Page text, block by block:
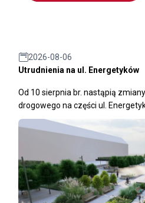
2026-08-06
Utrudnienia na ul. Energetyków
Od 10 sierpnia br. nastąpią
drogowego na części ul.